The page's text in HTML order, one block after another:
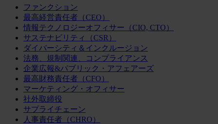
ファンクション
最高経営責任者（CEO）
情報テクノロジーオフィサー（CIO, CTO）
サステナビリティ（CSR）
ダイバーシティ＆インクルージョン
法務、規制関連、コンプライアンス
企業広報&パブリック・アフェアーズ
最高財務責任者（CFO）
マーケティング・オフィサー
社外取締役
サプライチェーン
人事責任者（CHRO）